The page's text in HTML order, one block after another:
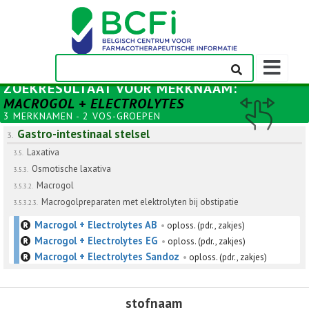
ZOEKRESULTAAT VOORMERKNAAM:
MACROGOL + ELECTROLYTES
3 MERKNAMEN - 2 VOS-GROEPEN
3. Gastro-intestinaal stelsel
3.5. Laxativa
3.5.3. Osmotische laxativa
3.5.3.2. Macrogol
3.5.3.2.3. Macrogolpreparaten met elektrolyten bij obstipatie
Macrogol + Electrolytes AB • oploss. (pdr., zakjes)
Macrogol + Electrolytes EG • oploss. (pdr., zakjes)
Macrogol + Electrolytes Sandoz • oploss. (pdr., zakjes)
stofnaam